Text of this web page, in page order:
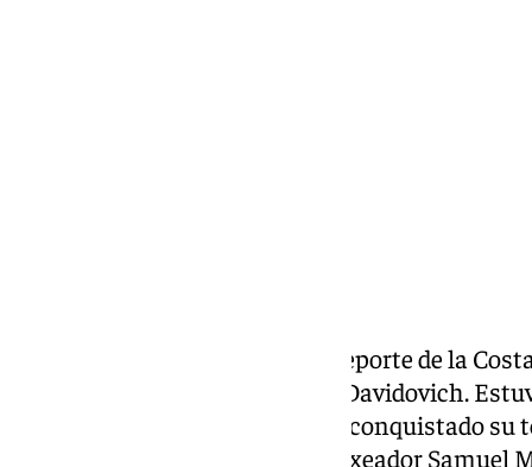
Fin de semana grande para el deporte de la
completarse con un triunfo de Davidovich.
que ha conquistado su
boxeador Samuel